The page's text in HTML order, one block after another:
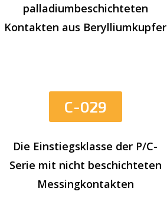
palladiumbeschichteten
Kontakten aus Berylliumkupfer
C-029
Die Einstiegsklasse der P/C-
Serie mit nicht beschichteten
Messingkontakten